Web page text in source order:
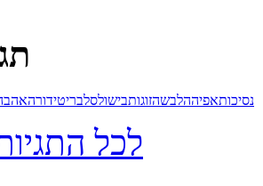
נסיכותאפיההלבשהזוגותבישולסלבריטידורה
לכל